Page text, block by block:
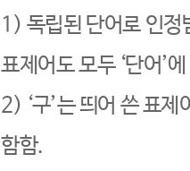
1) 독립된 단어로 인정
표제어도 모두 ‘단어’
2) ‘구’는 띄어 쓴 표
함함.